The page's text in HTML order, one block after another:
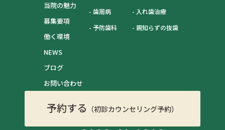
当院の魅力
募集要項
働く環境
NEWS
ブログ
お問い合わせ
歯周病
予防歯科
入れ歯治療
親知らずの抜歯
予約する （初診カウンセリング予約）